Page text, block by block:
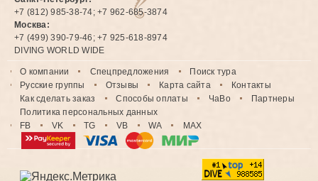
+7 (812) 985-38-74; +7 962-685-3874
Москва:
+7 (499) 390-79-46; +7 925-618-8974
DIVING WORLD WIDE
О компании Спецпредложения
Поиск тура
Русские группы
Отзывы Карта сайта
Контакты
Как сделать заказ
Способы оплаты ЧаВо
Партнеры
Политика персональных данных
FB
VK TG VB WA MAX